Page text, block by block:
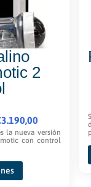
2
3.190,00
la nueva versión
con control